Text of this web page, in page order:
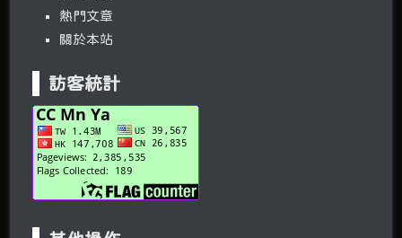
熱門文章
關於本站
訪客統計